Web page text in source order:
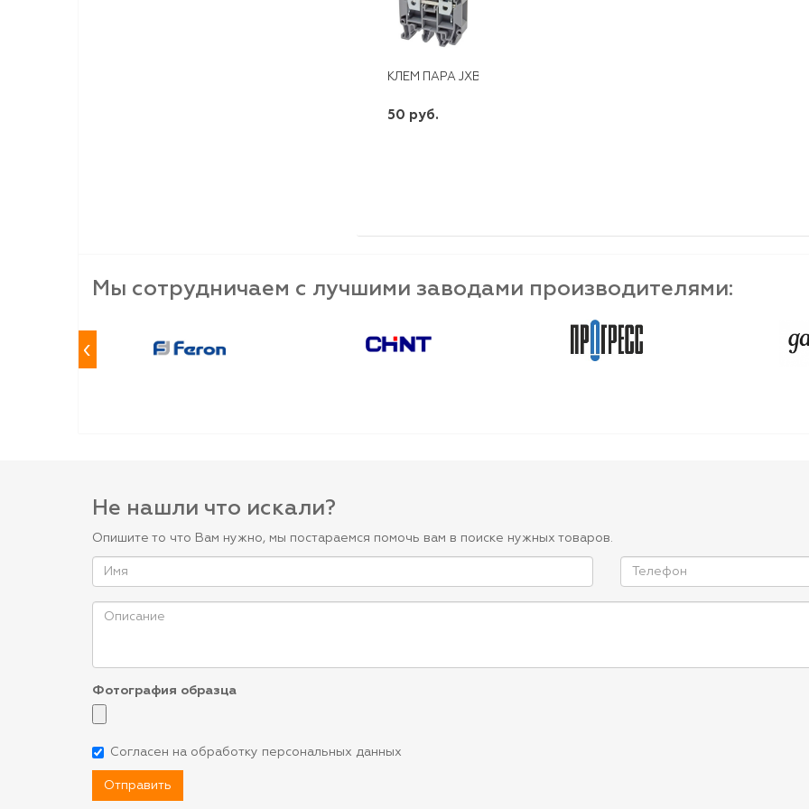
КЛЕМ ПАРА JXB-10/35
50 руб.
Мы сотрудничаем с лучшими заводами производителями:
‹
Не нашли что искали?
Опишите то что Вам нужно, мы постараемся помочь вам в поиске нужных товаров.
Фотография образца
Согласен на обработку персональных данных
Отправить